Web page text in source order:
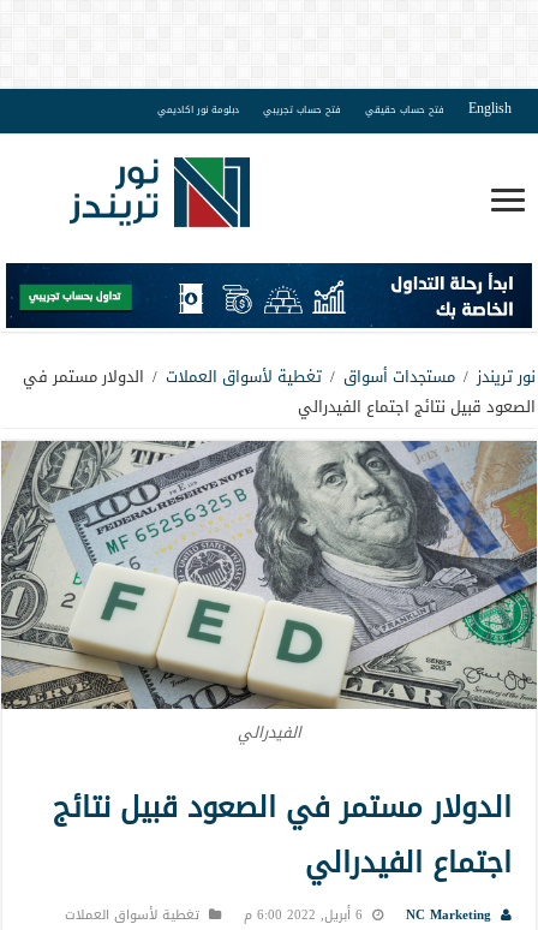
English فتح حساب حقيقي فتح حساب تجريبي دبلومة نور اكاديمي
نور تريندز / مستجدات أسواق / تغطية لأسواق العملات / الدولار مستمر في
الصعود قبيل نتائج اجتماع الفيدرالي
الفيدرالي
الدولار مستمر في الصعود قبيل نتائج
اجتماع الفيدرالي
NC Marketing 6 أبريل, 2022 6:00 م تغطية لأسواق العملات